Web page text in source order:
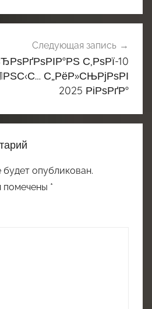
Следующая запись
С‚РѕРї-10
С„РёР»СЊРјРѕРІ
2025 РіРѕРґР°
опубликован.
помечены *